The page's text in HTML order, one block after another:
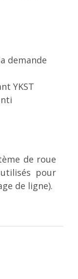
demande
YKST
de roue
pour
de ligne).